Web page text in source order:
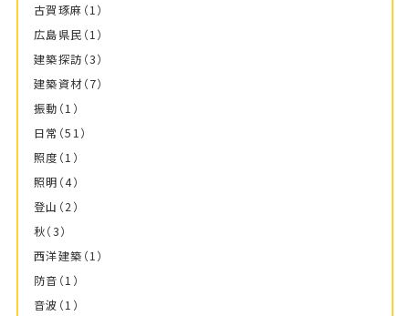
古賀琢麻 （1）
広島県民 （1）
建築探訪 （3）
建築資材（7）
振動 （1）
日常 （51）
照度 （1）
照明 （4）
登山 （2）
秋（3）
西洋建築 （1）
防音 （1）
音波 （1）